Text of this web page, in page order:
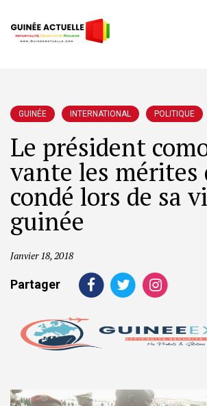
GUINÉE INTERNATIONAL POLITIQUE
Le président
vante les mérites
condé lors de sa
guinée
Janvier 18, 2018
Partager